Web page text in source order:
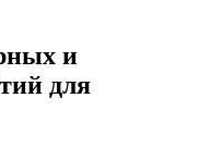
и
для